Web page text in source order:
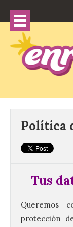
Política
Tus
Queremos
protección